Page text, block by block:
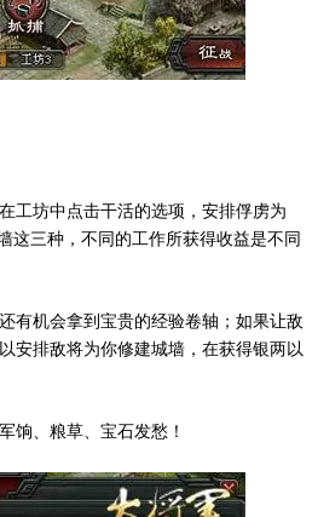
坊中点击干活的选项，安排俘虏为
这三种，不同的工作所获得收益是不同
机会拿到宝贵的经验卷轴；如果让敌
安排敌将为你修建城墙，在获得银两以
、粮草、宝石发愁！